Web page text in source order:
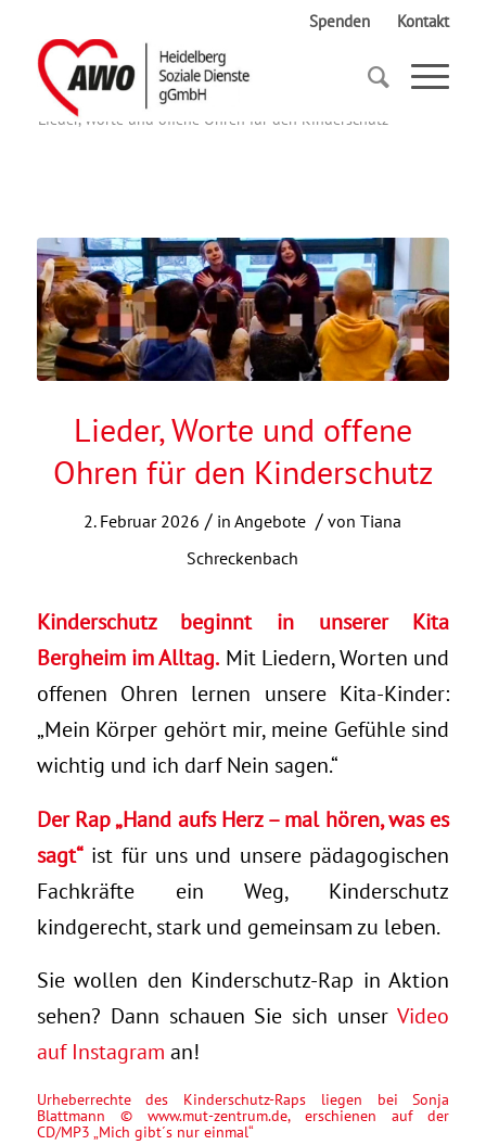
Spenden Kontakt
Startseite
Lieder, Worte und offene Ohren für den Kinderschutz
Lieder, Worte und offene
Ohren für den Kinderschutz
2. Februar 2026 / inAngebote / vonTiana
Schreckenbach
Kinderschutz beginnt in unserer Kita
Bergheim im Alltag. Mit Liedern, Worten und
offenen Ohren lernen unsere Kita-Kinder:
„Mein Körper gehört mir, meine Gefühle sind
wichtig und ich darf Nein sagen.“
Der Rap „Hand aufs Herz – mal hören, was es
sagt“ist für uns und unsere pädagogischen
Fachkräfte ein Weg, Kinderschutz
kindgerecht, stark und gemeinsam zu leben.
Sie wollen den Kinderschutz-Rap in Aktion
sehen? Dann schauen Sie sich unserVideo
auf Instagram an!
Urheberrechte des Kinderschutz-Raps liegen bei Sonja
Blattmann © www.mut-zentrum.de, erschienen auf der
CD/MP3 „Mich gibt´s nur einmal“